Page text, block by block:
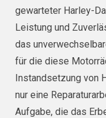
gewarteter Harley-
Leistung und
das
für die diese
Instandsetzung von
nur eine
Aufgabe, die das